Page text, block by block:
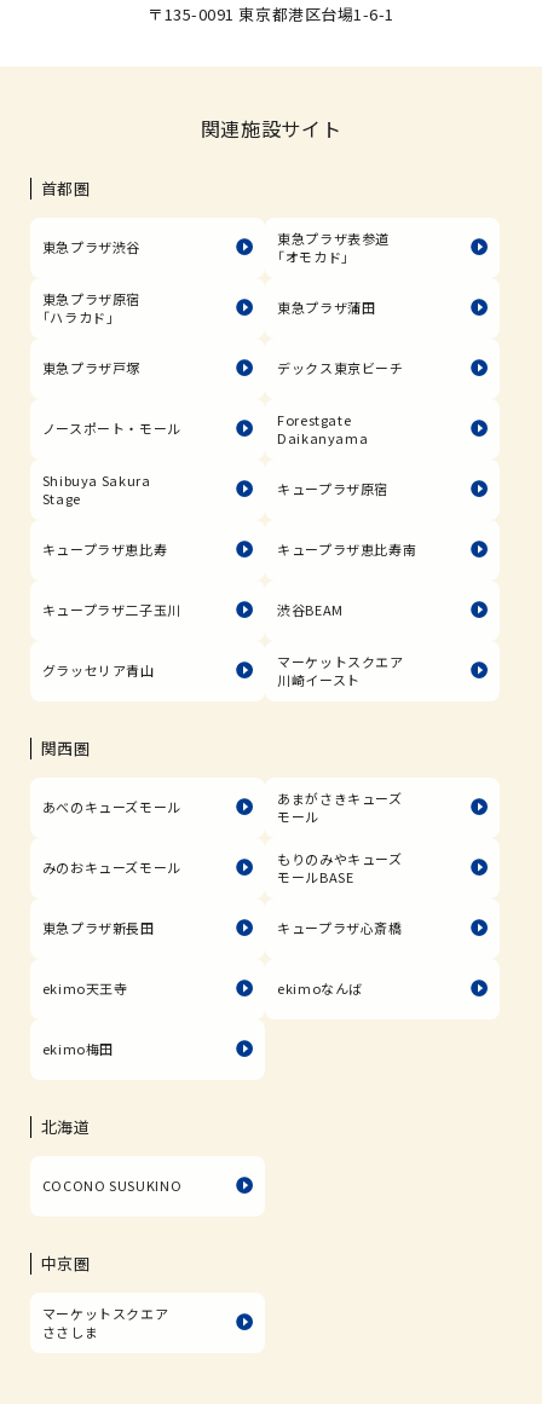
〒135-0091 東京都港区台場1-6-1
関連施設サイト
首都圏
東急プラザ渋谷
東急プラザ表参道
「オモカド」
東急プラザ原宿
「ハラカド」
東急プラザ蒲田
東急プラザ戸塚 デックス東京ビーチ
ノースポート・モール
Forestgate
Daikanyama
Shibuya Sakura
Stage
キュープラザ原宿
キュープラザ恵比寿 キュープラザ恵比寿南
キュープラザ二子玉川 渋谷BEAM
グラッセリア青山
マーケットスクエア
川崎イースト
関西圏
あべのキューズモール
あまがさきキューズ
モール
みのおキューズモール
もりのみやキューズ
モールBASE
東急プラザ新長田 キュープラザ心斎橋
ekimo天王寺 ekimoなんば
ekimo梅田
北海道
COCONO SUSUKINO
中京圏
マーケットスクエア
ささしま